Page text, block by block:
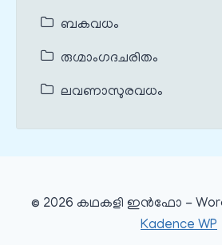
ബകവധം
രുഗ്മാംഗദചരിതം
ലവണാസുരവധം
© 2026 കഥകളി ഇൻഫോ -
Kadence WP